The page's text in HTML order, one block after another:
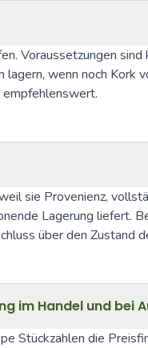
Voraussetzungen sind
wenn noch Kork
sie Provenienz,
Lagerung liefert.
über den Zustand
im Handel und bei
Stückzahlen die